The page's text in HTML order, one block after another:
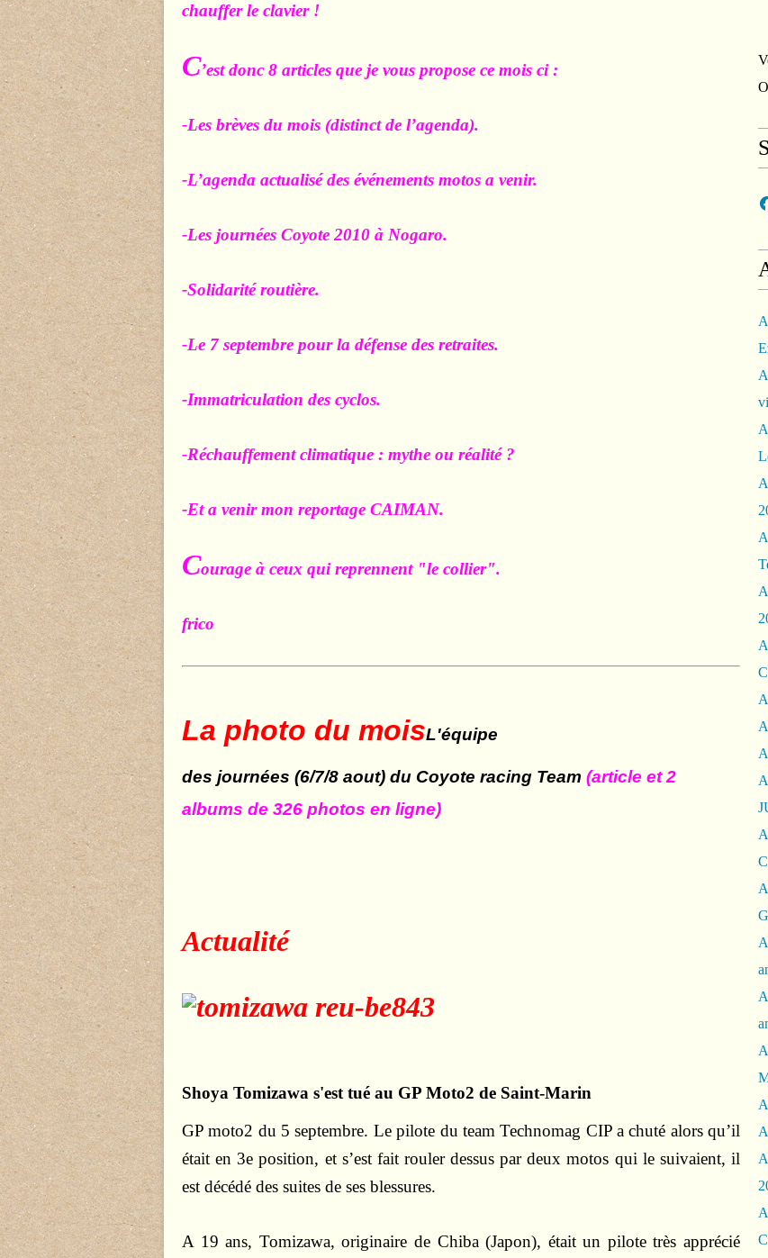
chauffer le clavier !
C’est donc 8 articles que je vous propose ce mois ci :
-Les brèves du mois (distinct de l’agenda).
-L’agenda actualisé des événements motos a venir.
-Les journées Coyote 2010 à Nogaro.
-Solidarité routière.
-Le 7 septembre pour la défense des retraites.
-Immatriculation des cyclos.
-Réchauffement climatique : mythe ou réalité ?
-Et a venir mon reportage CAIMAN.
Courage à ceux qui reprennent "le collier".
frico
La photo du moisL'équipe
des journées (6/7/8 aout) du Coyote racing Team (article et 2
albums de 326 photos en ligne)
Actualité
Shoya Tomizawa s'est tué au GP Moto2 de Saint-Marin
GP moto2 du 5 septembre. Le pilote du team Technomag CIP a chuté alors qu’il
était en 3e position, et s’est fait rouler dessus par deux motos qui le suivaient, il
est décédé des suites de ses blessures.
A 19 ans, Tomizawa, originaire de Chiba (Japon), était un pilote très apprécié